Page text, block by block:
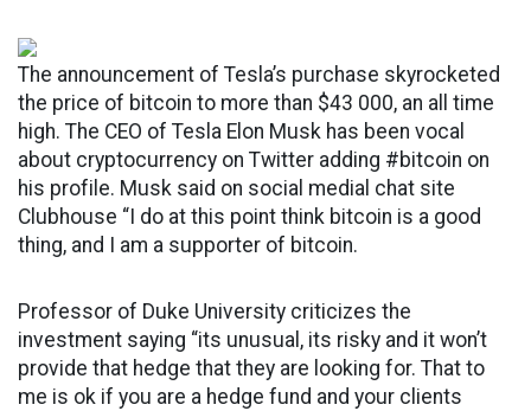
The announcement of Tesla’s purchase skyrocketed
the price of bitcoin to more than $43 000, an all time
high. The CEO of Tesla Elon Musk has been vocal
about cryptocurrency on Twitter adding #bitcoin on
his profile. Musk said on social medial chat site
Clubhouse “I do at this point think bitcoin is a good
thing, and I am a supporter of bitcoin.
Professor of Duke University criticizes the
investment saying “its unusual, its risky and it won’t
provide that hedge that they are looking for. That to
me is ok if you are a hedge fund and your clients